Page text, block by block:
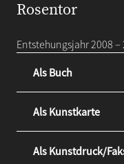
Rosentor
Entstehungsjahr 2008 –
Als Buch
Als Kunstkarte
Als Kunstdruck/